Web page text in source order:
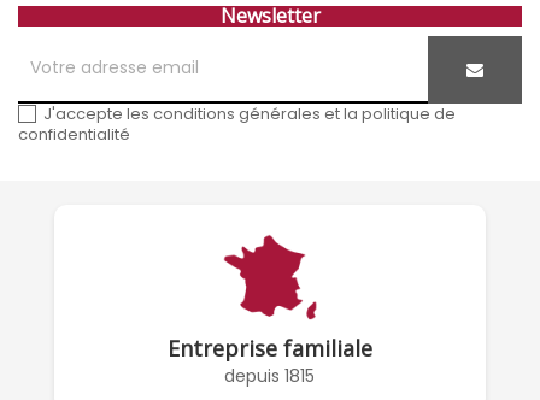
Newsletter
J'accepte les conditions générales et la politique de
confidentialité
Entreprise familiale
depuis 1815